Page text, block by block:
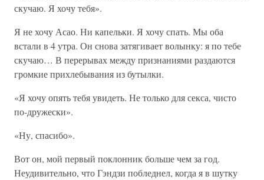
скучаю. Я хочу тебя».
Я не хочу Асао. Ни капельки. Я хочу спать. Мы оба
встали в 4 утра. Он снова затягивает волынку: я по тебе
скучаю… В перерывах между признаниями раздаются
громкие прихлебывания из бутылки.
«Я хочу опять тебя увидеть. Не только для секса, чисто
по-дружески».
«Ну, спасибо».
Вот он, мой первый поклонник больше чем за год.
Неудивительно, что Гэндзи побледнел, когда я в шутку